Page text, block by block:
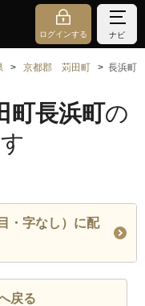
ログインする ナビ
京都郡 苅田町 長浜町
長浜町の
・字なし）に配
戻る